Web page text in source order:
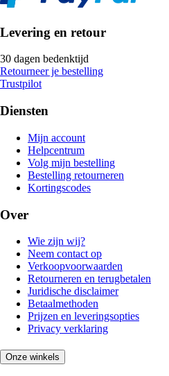
Levering en retour
30 dagen bedenktijd
Retourneer je bestelling
Trustpilot
Diensten
Mijn account
Helpcentrum
Volg mijn bestelling
Bestelling retourneren
Kortingscodes
Over
Wie zijn wij?
Neem contact op
Verkoopvoorwaarden
Retourneren en terugbetalen
Juridische disclaimer
Betaalmethoden
Prijzen en leveringsopties
Privacy verklaring
Onze winkels